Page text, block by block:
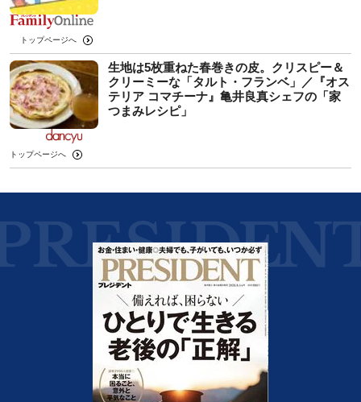
トップページへ
生地は5枚重ねた春巻きの皮。クリスピー＆
クリーミーな「タルト・フランベ」／『オス
テリア コマチーナ』亀井良真シェフの「家
つまみレシピ」
トップページへ